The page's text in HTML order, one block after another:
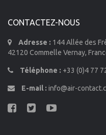
CONTACTEZ-NOUS
Adresse : 144 Allée des
42120 Commelle Vernay,
Téléphone : +33 (0)4 77
E-mail : info@air-